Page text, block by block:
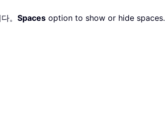
。 Spaces option to show or hide spaces.